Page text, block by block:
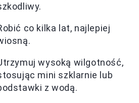
co kilka lat, najlepiej
wysoką wilgotność,
mini szklarnie lub
z wodą.